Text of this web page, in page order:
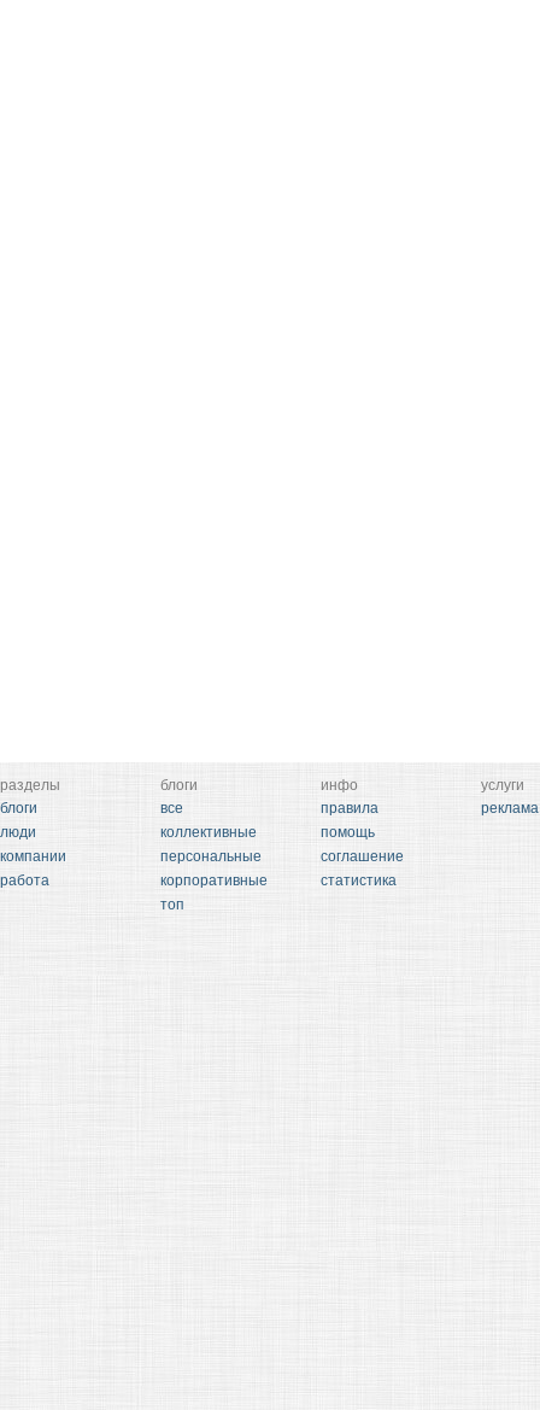
разделы
блоги
люди
компании
работа
блоги
все
коллективные
персональные
корпоративные
топ
инфо
правила
помощь
соглашение
статистика
услуги
реклама